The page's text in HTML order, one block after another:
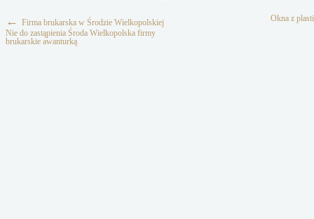
← Firma brukarska w Środzie Wielkopolskiej
Nie do zastąpienia Środa Wielkopolska firmy
brukarskie awanturką
Okna z